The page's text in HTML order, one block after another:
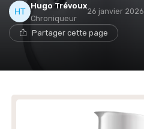
Hugo Trévoux
Chroniqueur
26 janvier 2026
Partager cette page